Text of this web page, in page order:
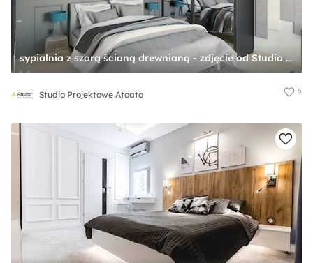
sypialnia z szarą ścianą drewnianą - zdjęcie od Studio Projektowe Atoato
Studio Projektowe Atoato 5